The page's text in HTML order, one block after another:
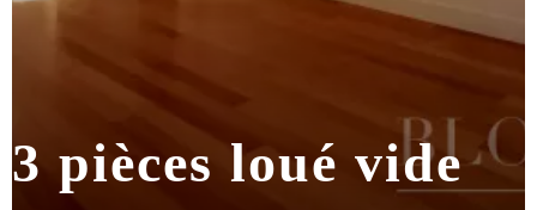
3 pièces loué vide